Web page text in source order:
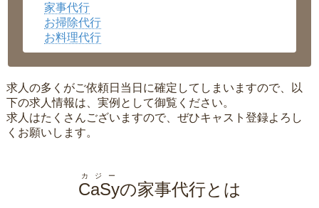
家事代行
お掃除代行
お料理代行
求人の多くがご依頼日当日に確定してしまいますので、以
下の求人情報は、実例として御覧ください。
求人はたくさんございますので、ぜひキャスト登録よろし
くお願いします。
CaSy
カジー
の家事代行とは